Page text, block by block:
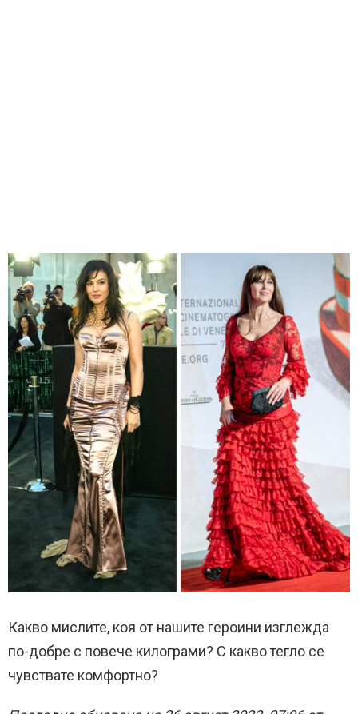
Какво мислите, коя от нашите героини изглежда
по-добре с повече килограми? С какво тегло се
чувствате комфортно?